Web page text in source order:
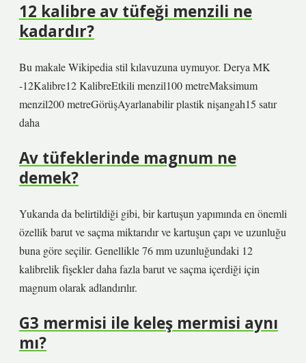
12 kalibre av tüfeği menzili ne
kadardır?
Bu makale Wikipedia stil kılavuzuna uymuyor. Derya MK
-12Kalibre12 KalibreEtkili menzil100 metreMaksimum
menzil200 metreGörüşAyarlanabilir plastik nişangah15 satır
daha
Av tüfeklerinde magnum ne
demek?
Yukarıda da belirtildiği gibi, bir kartuşun yapımında en önemli
özellik barut ve saçma miktarıdır ve kartuşun çapı ve uzunluğu
buna göre seçilir. Genellikle 76 mm uzunluğundaki 12
kalibrelik fişekler daha fazla barut ve saçma içerdiği için
magnum olarak adlandırılır.
G3 mermisi ile keleş mermisi aynı
mı?